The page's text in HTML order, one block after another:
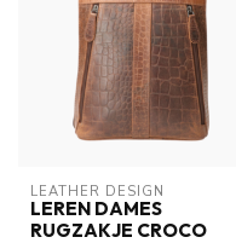
LEATHER DESIGN
LEREN DAMES
RUGZAKJE CROCO